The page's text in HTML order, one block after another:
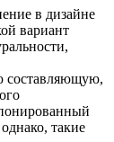
в дизайне
вариант
составляющую,
такие